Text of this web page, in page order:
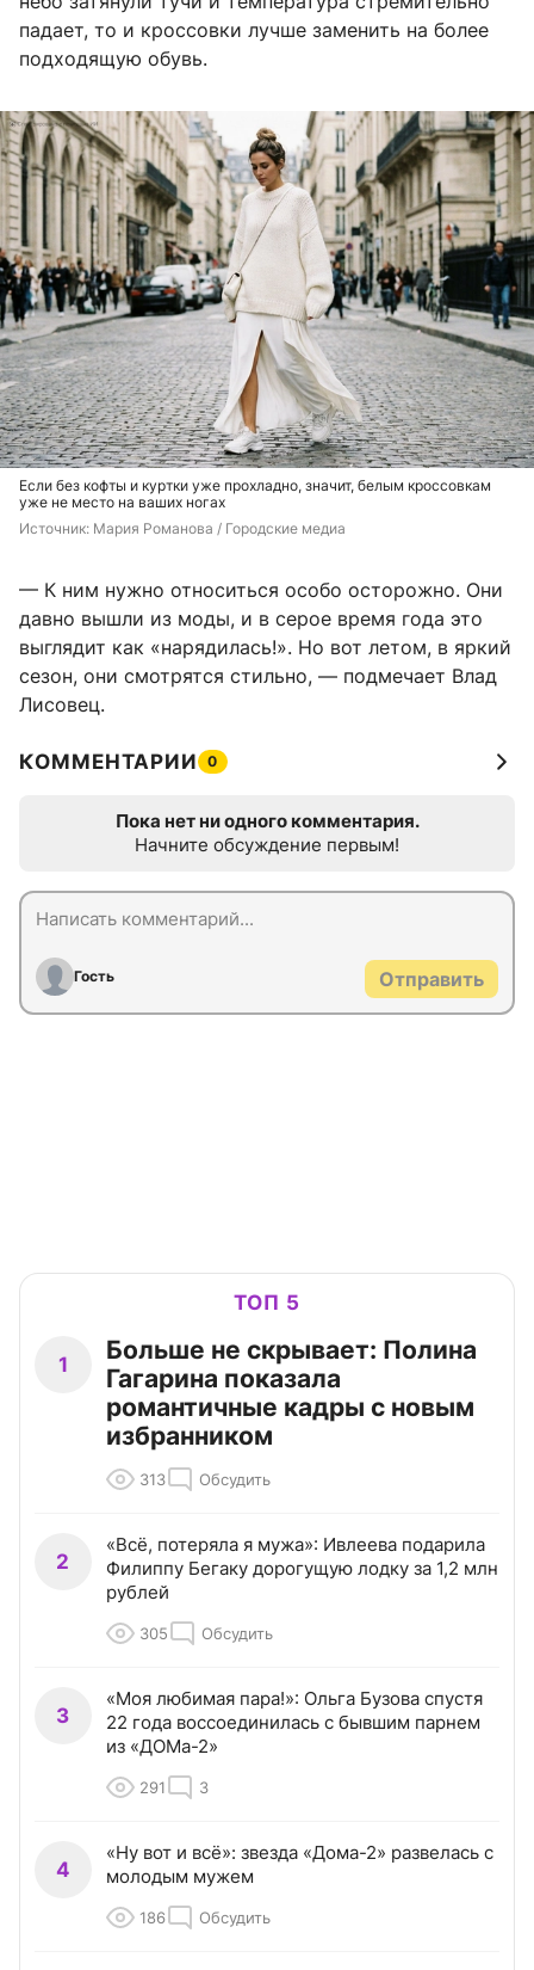
падает, то и кроссовки лучше заменить на более
подходящую обувь.
Если без кофты и куртки уже прохладно, значит, белым кроссовкам
уже не место на ваших ногах
Источник: Мария Романова / Городские медиа
— К ним нужно относиться особо осторожно. Они
давно вышли из моды, и в серое время года это
выглядит как «нарядилась!». Но вот летом, в яркий
сезон, они смотрятся стильно, — подмечает Влад
Лисовец.
КОММЕНТАРИИ 0
Пока нет ни одного комментария.
Начните обсуждение первым!
Гость Отправить
ТОП 5
1
Больше не скрывает: Полина
Гагарина показала
романтичные кадры с новым
избранником
313 Обсудить
2
«Всё, потеряла я мужа»: Ивлеева подарила
Филиппу Бегаку дорогущую лодку за 1,2 млн
рублей
305 Обсудить
3
«Моя любимая пара!»: Ольга Бузова спустя
22 года воссоединилась с бывшим парнем
из «ДОМа-2»
291 3
4
«Ну вот и всё»: звезда «Дома-2» развелась с
молодым мужем
186 Обсудить